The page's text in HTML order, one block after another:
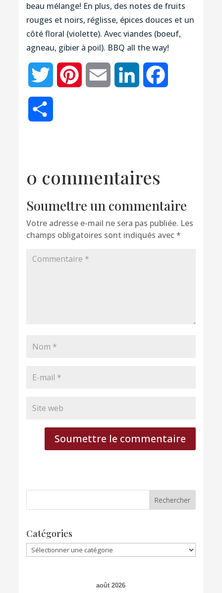
beau mélange! En plus, des notes de fruits
rouges et noirs, réglisse, épices douces et un
côté floral (violette). Avec viandes (boeuf,
agneau, gibier à poil). BBQ all the way!
Twitter Pinterest Email LinkedIn
0 commentaires
Soumettre un commentaire
Votre adresse e-mail ne sera pas publiée. Les
champs obligatoires sont indiqués avec*
Soumettre le commentaire
Catégories
Catégories
août 2026